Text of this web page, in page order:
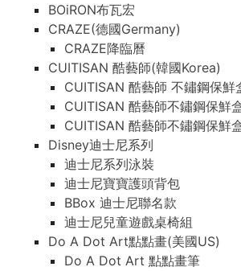
BOiRON布瓦宏
CRAZE(德國Germany)
CRAZE降臨曆
CUITISAN 酷藝師(韓國Korea)
CUITISAN 酷藝師 不鏽鋼保鮮
CUITISAN 酷藝師不鏽鋼保鮮
CUITISAN 酷藝師不鏽鋼保鮮
Disney迪士尼系列
迪士尼系列泳裝
迪士尼寶寶護頭背包
BBox 迪士尼聯名款
迪士尼兒童遊戲桌椅組
Do A Dot Art點點畫(美國US)
Do A Dot Art 點點畫筆